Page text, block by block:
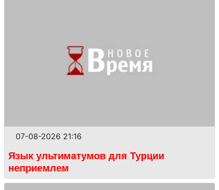
07-08-2026 21:16
Язык ультиматумов для Турции
неприемлем